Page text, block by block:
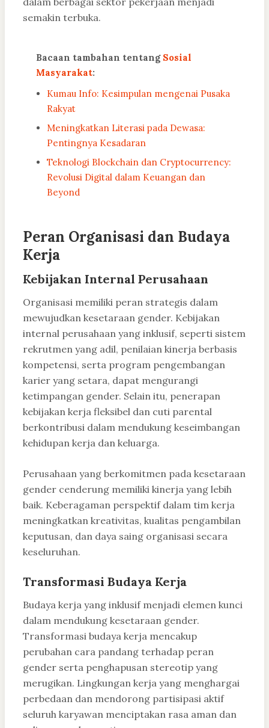
semakin terbuka.
Bacaan tambahan tentang Sosial
Masyarakat:
Kumau Info: Kesimpulan mengenai Pusaka
Rakyat
Meningkatkan Literasi pada Dewasa:
Pentingnya Kesadaran
Teknologi Blockchain dan Cryptocurrency:
Revolusi Digital dalam Keuangan dan
Beyond
Peran Organisasi dan Budaya
Kerja
Kebijakan Internal Perusahaan
Organisasi memiliki peran strategis dalam
mewujudkan kesetaraan gender. Kebijakan
internal perusahaan yang inklusif, seperti sistem
rekrutmen yang adil, penilaian kinerja berbasis
kompetensi, serta program pengembangan
karier yang setara, dapat mengurangi
ketimpangan gender. Selain itu, penerapan
kebijakan kerja fleksibel dan cuti parental
berkontribusi dalam mendukung keseimbangan
kehidupan kerja dan keluarga.
Perusahaan yang berkomitmen pada kesetaraan
gender cenderung memiliki kinerja yang lebih
baik. Keberagaman perspektif dalam tim kerja
meningkatkan kreativitas, kualitas pengambilan
keputusan, dan daya saing organisasi secara
keseluruhan.
Transformasi Budaya Kerja
Budaya kerja yang inklusif menjadi elemen kunci
dalam mendukung kesetaraan gender.
Transformasi budaya kerja mencakup
perubahan cara pandang terhadap peran
gender serta penghapusan stereotip yang
merugikan. Lingkungan kerja yang menghargai
perbedaan dan mendorong partisipasi aktif
seluruh karyawan menciptakan rasa aman dan